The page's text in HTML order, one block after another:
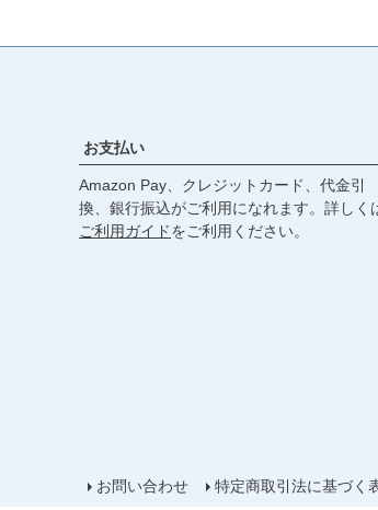
お支払い
Amazon Pay、クレジットカード、代金引
換、銀行振込がご利用になれます。詳しく
ご利用ガイドをご利用ください。
お問い合わせ 特定商取引法に基づく